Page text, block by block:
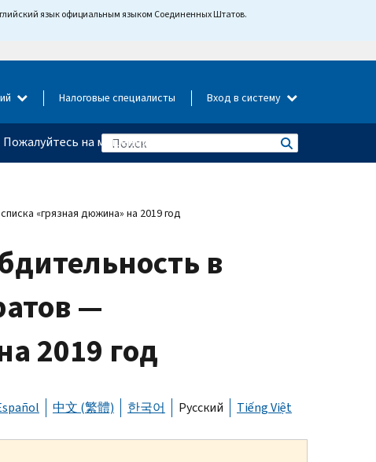
язык официальным языком Соединенных Штатов.
Налоговые специалисты Вход в систему
Пожалуйтесь на мошенничество
«грязная дюжина» на 2019 год
в
—
2019 год
中文 (繁體) 한국어 Русский Tiếng Việt